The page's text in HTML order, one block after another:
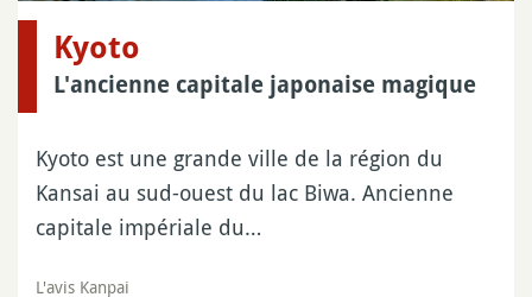
Kyoto
L'ancienne capitale japonaise magique
Kyoto est une grande ville de la région du
Kansai au sud-ouest du lac Biwa. Ancienne
capitale impériale du…
L'avis Kanpai